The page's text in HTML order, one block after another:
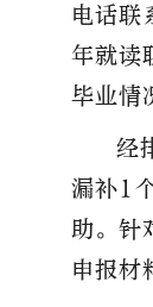
电话
年就读
毕业情
经
漏补1
助。针
申报材